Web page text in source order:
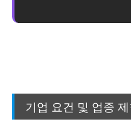
기업 요건 및 업종